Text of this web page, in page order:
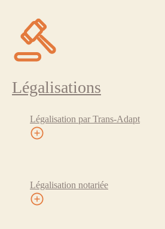
Légalisations
Légalisation par Trans-Adapt
Légalisation notariée